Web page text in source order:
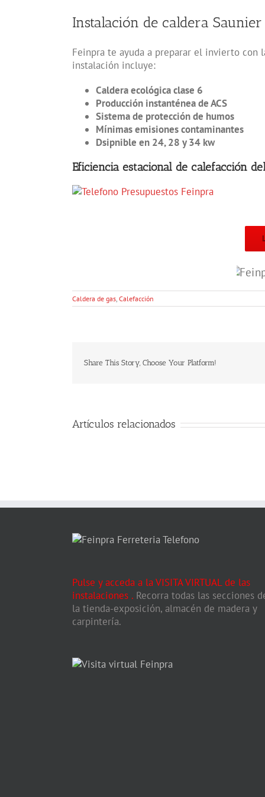
Instalación de caldera
Feinpra te ayuda a preparar el invierto con
instalación incluye:
Caldera ecológica clase 6
Producción instanténea de ACS
Sistema de protección de humos
Mínimas emisiones contaminantes
Dsipnible en 24, 28 y 34 kw
Eficiencia estacional de calefacción
Caldera de gas, Calefacción
Share This Story, Choose Your Platform!
Artículos relacionados
Pulse y acceda a la VISITA VIRTUAL de las
instalaciones . Recorra todas las secciones
la tienda-exposición, almacén de madera y
carpintería.